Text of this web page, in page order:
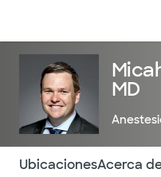
MD
Utilice esta navegación
UbicacionesAcerca